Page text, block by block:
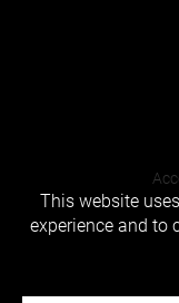
This website
experience and to